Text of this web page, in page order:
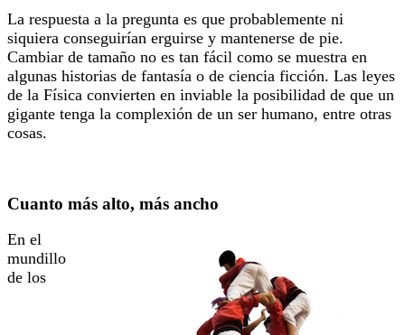
La respuesta a la pregunta es que probablemente ni
siquiera conseguirían erguirse y mantenerse de pie.
Cambiar de tamaño no es tan fácil como se muestra en
algunas historias de fantasía o de ciencia ficción. Las leyes
de la Física convierten en inviable la posibilidad de que un
gigante tenga la complexión de un ser humano, entre otras
cosas.
Cuanto más alto, más ancho
En el
mundillo
de los